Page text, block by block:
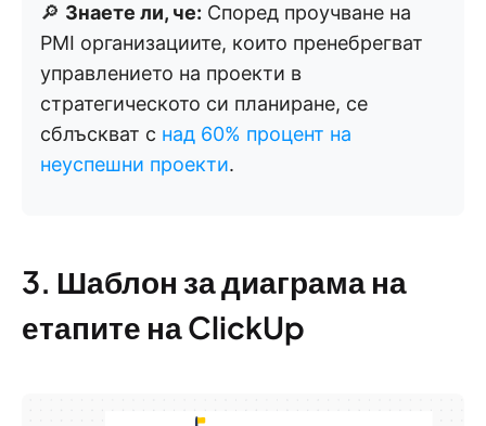
🔎 Знаете ли, че: Според проучване на
PMI организациите, които пренебрегват
управлението на проекти в
стратегическото си планиране, се
сблъскват с над 60% процент на
неуспешни проекти.
3. Шаблон за диаграма на
етапите на ClickUp